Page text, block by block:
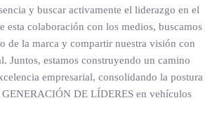
y buscar activamente el liderazgo en el
esta colaboración con los medios, buscamos
de la marca y compartir nuestra visión con
Juntos, estamos construyendo un camino
empresarial, consolidando la postura
DE LÍDERES en vehículos